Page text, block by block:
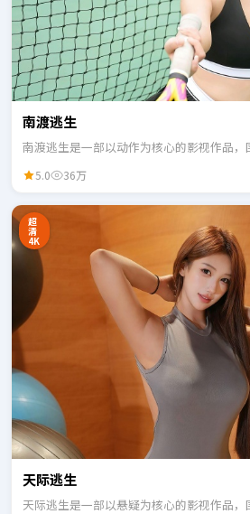
南渡逃生
南渡逃生是一部以动作为核心的影视作品
5.0 36万
超
清
4K
天际逃生
天际逃生是一部以悬疑为核心的影视作品